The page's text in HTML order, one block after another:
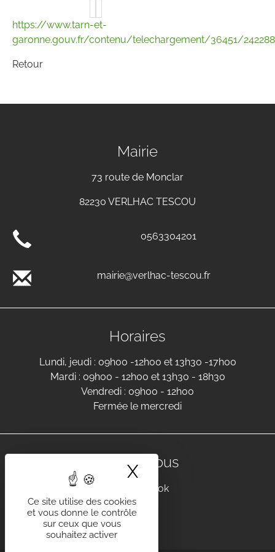
https://www.tarn-et-
garonne.gouv.fr/contenu/telechargement/36451/242288/
Retour
Mairie
73 route de Monclar
82230 VERLHAC TESCOU
0563304201
mairie@verlhac-tescou.fr
Horaires
Lundi, jeudi : 09h00 -12h00 et 13h30 -17h00
Mardi : 09h00 - 12h00 et 13h30 - 18h30
Vendredi : 09h00 - 12h00
Fermée le mercredi
Suivez-nous
Facebook
Ce site utilise des cookies
et vous donne le contrôle
sur ceux que vous
souhaitez activer
X Masquer le